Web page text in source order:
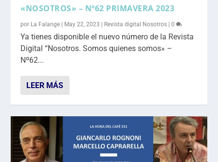
«NOSOTROS» – Nº62 PRIMAVERA 2023
por La Falange | May 22, 2023 | Revista digital Nosotros |0
Ya tienes disponible el nuevo número de la Revista
Digital “Nosotros. Somos quienes somos» –
Nº62...
LEER MÁS